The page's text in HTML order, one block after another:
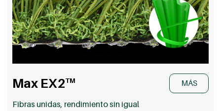
Max EX2TM MÁS
Fibras unidas, rendimiento sin igual